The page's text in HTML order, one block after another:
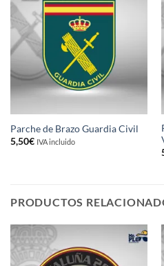
Parche de Brazo Guardia Civil
5,50€ IVA incluido
PRODUCTOS